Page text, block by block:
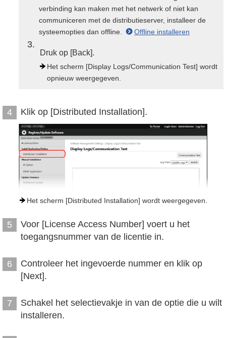
verbinding kan maken met het netwerk of niet kan
communiceren met de distributieserver, installeer de
systeemopties dan offline.
Offline installeren
3
Druk op [Back].
Het scherm [Display Logs/Communication Test] wordt
opnieuw weergegeven.
4 Klik op [Distributed Installation].
Het scherm [Distributed Installation] wordt weergegeven.
5
Voor [License Access Number] voert u het
toegangsnummer van de licentie in.
6
Controleer het ingevoerde nummer en klik op
[Next].
7
Schakel het selectievakje in van de optie die u wilt
installeren.